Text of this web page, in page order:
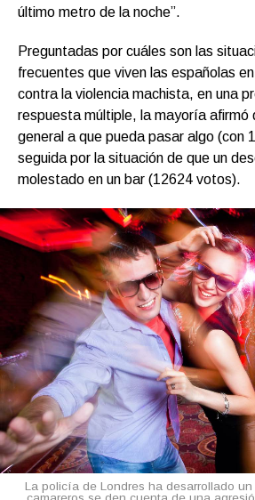
último metro de la noche”.
Preguntadas por cuáles son las
frecuentes que viven las españolas
contra la violencia machista, en una
respuesta múltiple, la mayoría afirmó
general a que pueda pasar algo (con
seguida por la situación de que un
molestado en un bar (12624 votos).
La policía de Londres ha desarrollado